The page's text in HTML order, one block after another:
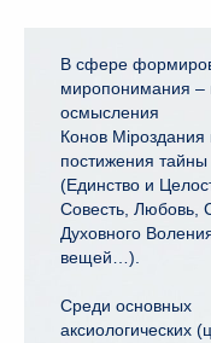
В сфере
миропонимания –
осмысления
Конов Мiроздания
постижения
(Единство и
Совесть, Любовь,
Духовного
вещей…).
Среди основных
аксиологических